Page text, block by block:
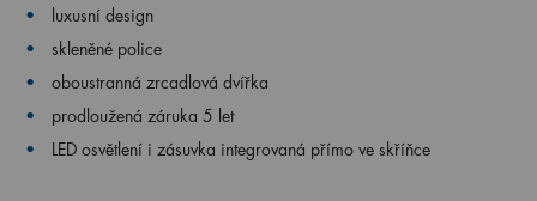
luxusní design
skleněné police
oboustranná zrcadlová dvířka
prodloužená záruka 5 let
LED osvětlení i zásuvka integrovaná přímo ve skříňce